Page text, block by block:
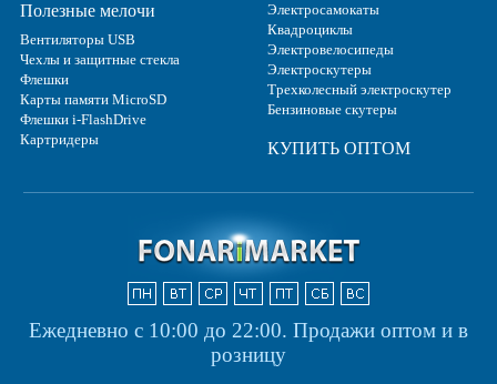
Полезные мелочи
Вентиляторы USB
Чехлы и защитные стекла
Флешки
Карты памяти MicroSD
Флешки i-FlashDrive
Картридеры
Электросамокаты
Квадроциклы
Электровелосипеды
Электроскутеры
Трехколесный электроскутер
Бензиновые скутеры
КУПИТЬ ОПТОМ
Ежедневно с 10:00 до 22:00. Продажи оптом и в
розницу